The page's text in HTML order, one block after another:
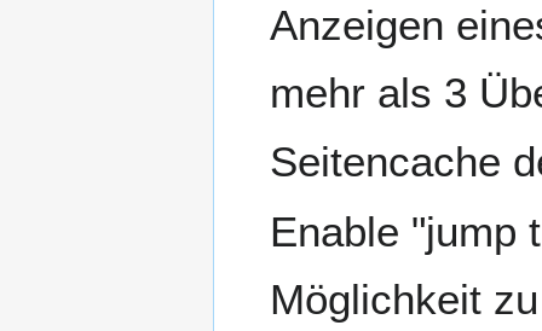
Anzeigen
mehr als 3
Seitencache
Enable "jump
Möglichkeit